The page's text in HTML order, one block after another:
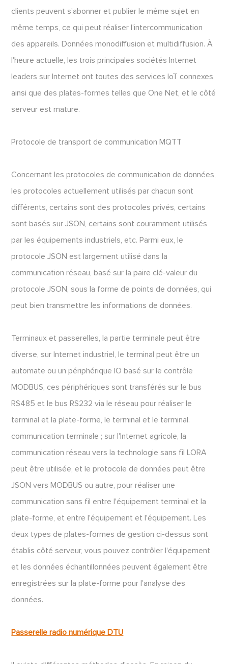
clients peuvent s'abonner et publier le même sujet en
même temps, ce qui peut réaliser l'intercommunication
des appareils. Données monodiffusion et multidiffusion. À
l'heure actuelle, les trois principales sociétés Internet
leaders sur Internet ont toutes des services IoT connexes,
ainsi que des plates-formes telles que One Net, et le côté
serveur est mature.
Protocole de transport de communication MQTT
Concernant les protocoles de communication de données,
les protocoles actuellement utilisés par chacun sont
différents, certains sont des protocoles privés, certains
sont basés sur JSON, certains sont couramment utilisés
par les équipements industriels, etc. Parmi eux, le
protocole JSON est largement utilisé dans la
communication réseau, basé sur la paire clé-valeur du
protocole JSON, sous la forme de points de données, qui
peut bien transmettre les informations de données.
Terminaux et passerelles, la partie terminale peut être
diverse, sur Internet industriel, le terminal peut être un
automate ou un périphérique IO basé sur le contrôle
MODBUS, ces périphériques sont transférés sur le bus
RS485 et le bus RS232 via le réseau pour réaliser le
terminal et la plate-forme, le terminal et le terminal.
communication terminale ; sur l'Internet agricole, la
communication réseau vers la technologie sans fil LORA
peut être utilisée, et le protocole de données peut être
JSON vers MODBUS ou autre, pour réaliser une
communication sans fil entre l'équipement terminal et la
plate-forme, et entre l'équipement et l'équipement. Les
deux types de plates-formes de gestion ci-dessus sont
établis côté serveur, vous pouvez contrôler l'équipement
et les données échantillonnées peuvent également être
enregistrées sur la plate-forme pour l'analyse des
données.
Passerelle radio numérique DTU